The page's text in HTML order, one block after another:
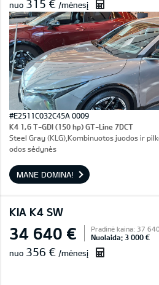
nuo 315 € /mėnesį
#E2511C032C45A 0009
K4 1,6 T-GDI (150 hp) GT-Line 7DCT
Steel Gray (KLG),Kombinuotos juodos ir
odos sėdynės
MANE DOMINA!
KIA K4 SW
34 640 € Pradinė kaina: 37
Nuolaida: 3 000 €
nuo 356 € /mėnesį